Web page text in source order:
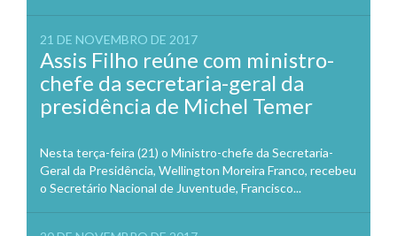
21 DE NOVEMBRO DE 2017
Assis Filho reúne com ministro-
chefe da secretaria-geral da
presidência de Michel Temer
Nesta terça-feira (21) o Ministro-chefe da Secretaria-
Geral da Presidência, Wellington Moreira Franco, recebeu
o Secretário Nacional de Juventude, Francisco...